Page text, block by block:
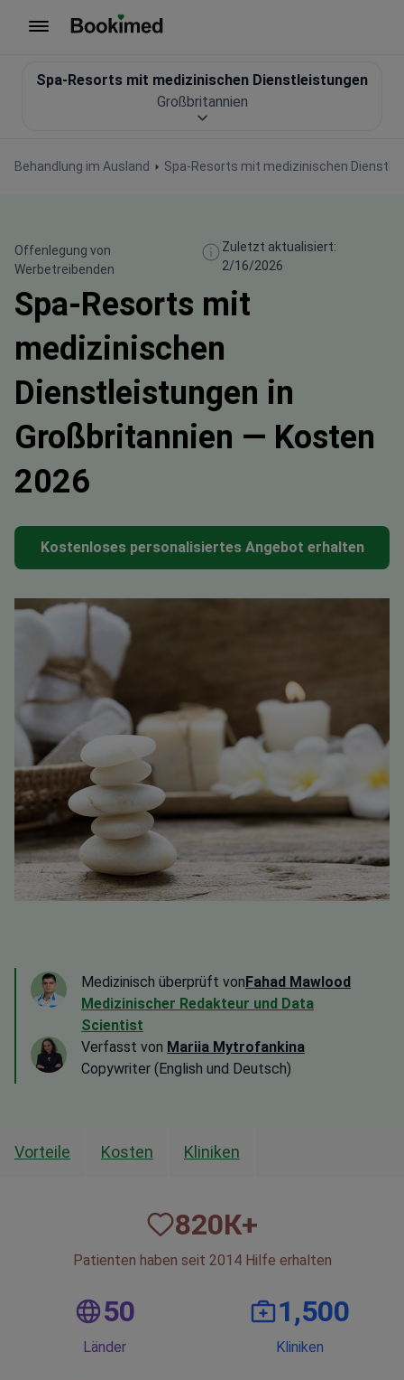
Behandlung im Ausland Spa-Resorts mit medizinischen
Spa-Resorts mit medizinischen Dienstleistungen
Großbritannien
Offenlegung von
Werbetreibenden
Zuletzt aktualisiert:
2/16/2026
Spa-Resorts mit
medizinischen
Dienstleistungen in
Großbritannien — Kosten
2026
Kostenloses personalisiertes Angebot erhalten
Medizinisch überprüft vonFahad Mawlood
Medizinischer Redakteur und Data
Scientist
Verfasst von Mariia Mytrofankina
Copywriter (English und Deutsch)
Vorteile Kosten Kliniken
820К+
Patienten haben seit 2014 Hilfe erhalten
50
Länder
1,500
Kliniken